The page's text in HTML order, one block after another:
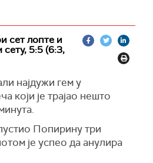
сет лопте и
сету, 5:5 (6:3,
најдужи гем у
који је трајао нешто
Попирину три
је успео да анулира